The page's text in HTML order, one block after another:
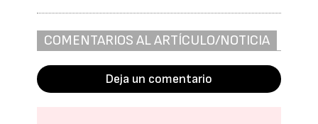
COMENTARIOS AL ARTÍCULO/NOTICIA
Deja un comentario